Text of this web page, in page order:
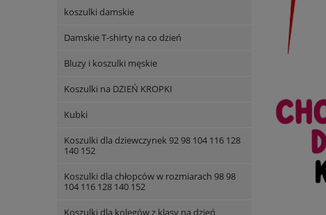
koszulki damskie
Damskie T-shirty na co dzień
Bluzy i koszulki męskie
Koszulki na DZIEŃ KROPKI
Kubki
Koszulki dla dziewczynek 92 98 104 116 128
140 152
Koszulki dla chłopców w rozmiarach 98 98
104 116 128 140 152
Koszulki dla kolegów z klasy na dzień